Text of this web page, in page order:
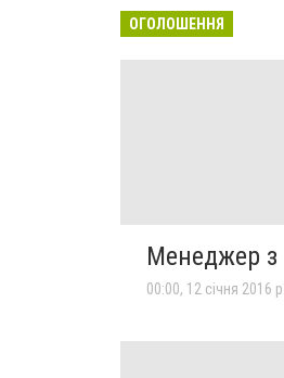
ОГОЛОШЕННЯ
Менеджер з
00:00, 12 січня 2016 р.